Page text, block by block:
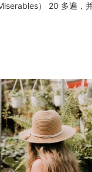
） 20 多遍，